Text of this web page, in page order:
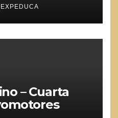
– Cuarta